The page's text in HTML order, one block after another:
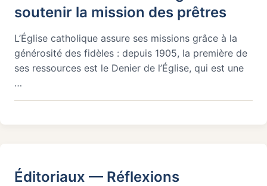
soutenir la mission des prêtres
L’Église catholique assure ses missions grâce à la
générosité des fidèles : depuis 1905, la première de
ses ressources est le Denier de l’Église, qui est une
…
Éditoriaux — Réflexions